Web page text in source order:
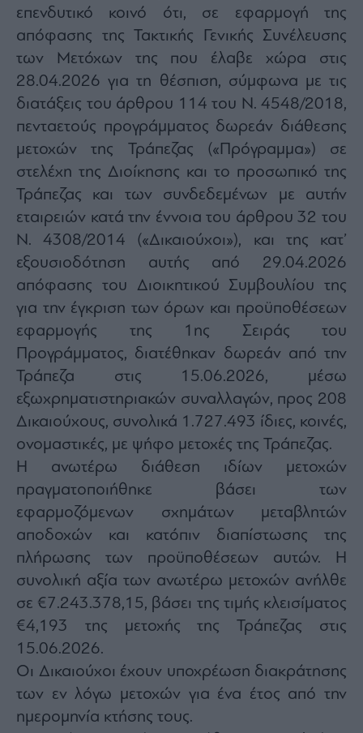
Monocle
Media
Lab
Mononews100
Εγγραφείτε
στο
Newsletter
mononews.gr
By
submitting
your
email,
you
agree
to
our
Terms
and
Privacy
You
opt
at
any
This
site
is
by
reCAPTCHA
the
Privacy
and
Terms
of
Service
επενδυτικό κοινό ότι, σε εφαρμογή της
απόφασης της Τακτικής Γενικής Συνέλευσης
των Μετόχων της που έλαβε χώρα στις
28.04.2026 για τη θέσπιση, σύμφωνα με τις
διατάξεις του άρθρου 114 του Ν. 4548/2018,
πενταετούς προγράμματος δωρεάν διάθεσης
μετοχών της Τράπεζας («Πρόγραμμα») σε
στελέχη της Διοίκησης και το προσωπικό της
Τράπεζας και των συνδεδεμένων με αυτήν
εταιρειών κατά την έννοια του άρθρου 32 του
Ν. 4308/2014 («Δικαιούχοι»), και της κατ’
εξουσιοδότηση αυτής από 29.04.2026
απόφασης του Διοικητικού Συμβουλίου της
για την έγκριση των όρων και προϋποθέσεων
εφαρμογής της 1ης Σειράς του
Προγράμματος, διατέθηκαν δωρεάν από την
Τράπεζα στις 15.06.2026, μέσω
εξωχρηματιστηριακών συναλλαγών, προς 208
Δικαιούχους, συνολικά 1.727.493 ίδιες, κοινές,
ονομαστικές, με ψήφο μετοχές της Τράπεζας.
Η ανωτέρω διάθεση ιδίων μετοχών
πραγματοποιήθηκε βάσει των
εφαρμοζόμενων σχημάτων μεταβλητών
αποδοχών και κατόπιν διαπίστωσης της
πλήρωσης των προϋποθέσεων αυτών. Η
συνολική αξία των ανωτέρω μετοχών ανήλθε
σε €7.243.378,15, βάσει της τιμής κλεισίματος
€4,193 της μετοχής της Τράπεζας στις
15.06.2026.
Οι Δικαιούχοι έχουν υποχρέωση διακράτησης
των εν λόγω μετοχών για ένα έτος από την
ημερομηνία κτήσης τους.